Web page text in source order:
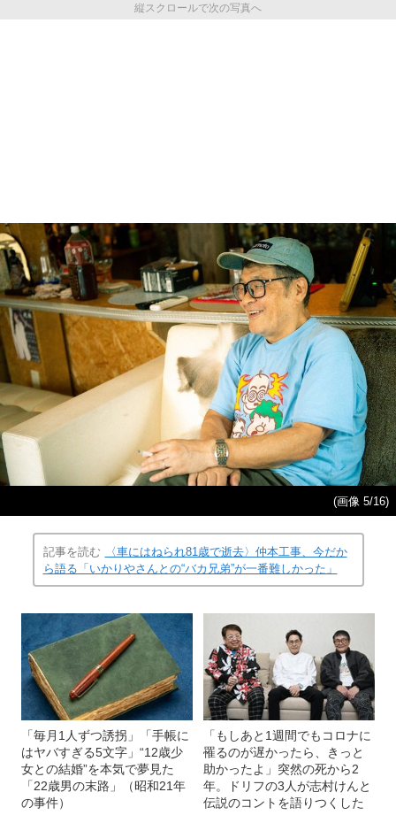
縦スクロールで次の写真へ
(画像 5/16)
記事を読む
〈車にはねられ81歳で逝去〉仲本工事、今だか
ら語る「いかりやさんとの“バカ兄弟”が一番難しかった」
「毎月1人ずつ誘拐」「手帳に
はヤバすぎる5文字」“12歳少
女との結婚”を本気で夢見た
「22歳男の末路」（昭和21年
の事件）
「もしあと1週間でもコロナに
罹るのが遅かったら、きっと
助かったよ」突然の死から2
年。ドリフの3人が志村けんと
伝説のコントを語りつくした